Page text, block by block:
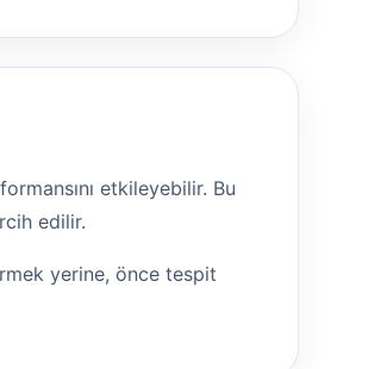
etkileyebilir. Bu
edilir.
yerine, önce tespit